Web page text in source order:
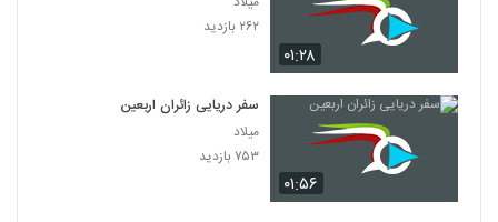
۰۱:۲۸
۲۶۲ بازدید
۰۱:۵۶
سفر دریایی زائران اربعین
میلاد
۷۵۳ بازدید